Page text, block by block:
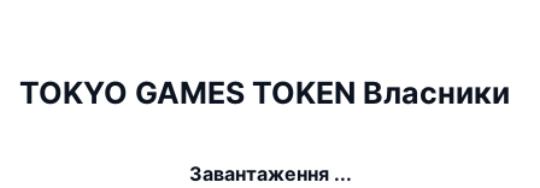
TOKYO GAMES TOKEN Власники
Завантаження ...